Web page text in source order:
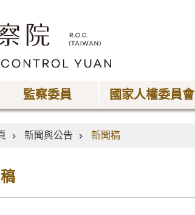
監察委員 國家人權委員會
新聞與公告 新聞稿